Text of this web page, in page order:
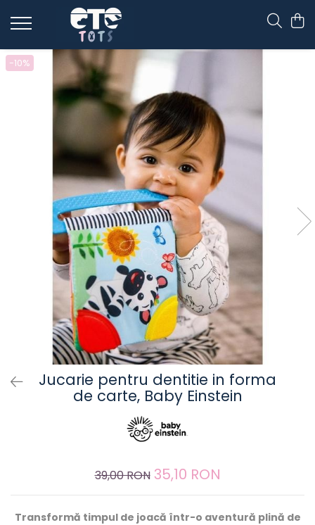
CĂRUCIOARE & SCAUNE AUTO
cărucioare YOYO
cărucioare NUNA
cărucioare U-GROW
scaune auto pentru avion
accesorii cărucioare
accesorii scaun auto
accesorii scaun avion
-10%
Jucarie pentru dentitie in forma
de carte, Baby Einstein
39,00 RON 35,10 RON
Transformă timpul de joacă într-o aventură plină de